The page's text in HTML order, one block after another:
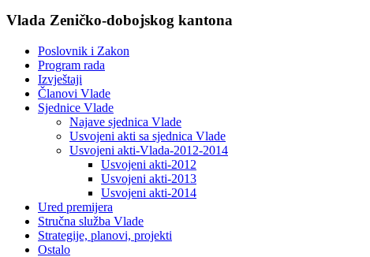
Vlada Zeničko-dobojskog kantona
Poslovnik i Zakon
Program rada
Izvještaji
Članovi Vlade
Sjednice Vlade
Najave sjednica Vlade
Usvojeni akti sa sjednica Vlade
Usvojeni akti-Vlada-2012-2014
Usvojeni akti-2012
Usvojeni akti-2013
Usvojeni akti-2014
Ured premijera
Stručna služba Vlade
Strategije, planovi, projekti
Ostalo